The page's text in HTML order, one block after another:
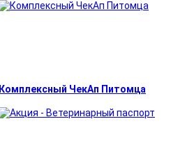
Комплексный ЧекАп Питомца